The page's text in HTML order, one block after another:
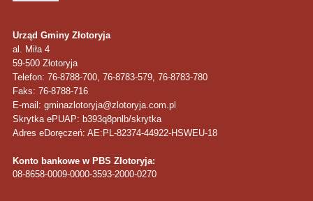
Urząd Gminy Złotoryja
al. Miła 4
59-500 Złotoryja
Telefon: 76-8788-700, 76-8783-579, 76-8783-780
Faks: 76-8788-716
E-mail: gminazlotoryja@zlotoryja.com.pl
Skrytka ePUAP: b393q8pnlb/skrytka
Adres eDoręczeń: AE:PL-82374-44922-HSWEU-18
Konto bankowe w PBS Złotoryja:
08-8658-0009-0000-3593-2000-0270